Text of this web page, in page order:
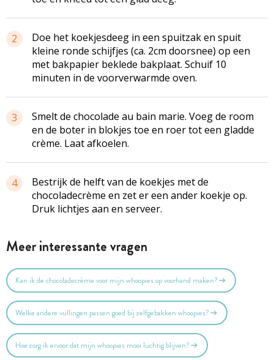
2
Doe het koekjesdeeg in een spuitzak en spuit
kleine ronde schijfjes (ca. 2cm doorsnee) op een
met bakpapier beklede bakplaat. Schuif 10
minuten in de voorverwarmde oven.
3
Smelt de chocolade au bain marie. Voeg de room
en de boter in blokjes toe en roer tot een gladde
crème. Laat afkoelen.
4
Bestrijk de helft van de koekjes met de
chocoladecrème en zet er een ander koekje op.
Druk lichtjes aan en serveer.
Meer interessante vragen
Kan ik de chocoladecrème voor mijn whoopies op voorhand maken?
Welke andere vullingen passen goed bij zelfgebakken whoopies?
Hoe zorg ik ervoor dat mijn whoopies mooi luchtig blijven?